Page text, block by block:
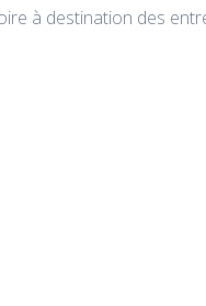
à destination des